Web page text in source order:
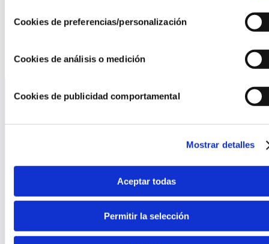
Cookies de preferencias/personalización
Cookies de análisis o medición
Cookies de publicidad comportamental
Mostrar detalles
Aceptar todas
Permitir la selección
abiertas: https://share.hsforms.com/14KPX8Q5JQvmZupA0
La AEF
Fundaciones Asociadas
Asesoría